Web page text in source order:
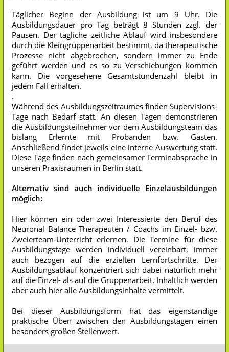
Täglicher Beginn der Ausbildung ist um 9 Uhr. Die
Ausbildungsdauer pro Tag beträgt 8 Stunden zzgl. der
Pausen. Der tägliche zeitliche Ablauf wird insbesondere
durch die Kleingruppenarbeit bestimmt, da therapeutische
Prozesse nicht abgebrochen, sondern immer zu Ende
geführt werden und es so zu Verschiebungen kommen
kann. Die vorgesehene Gesamtstundenzahl bleibt in
jedem Fall erhalten.
.
Während des Ausbildungszeitraumes finden Supervisions-
Tage nach Bedarf statt. An diesen Tagen demonstrieren
die Ausbildungsteilnehmer vor dem Ausbildungsteam das
bislang Erlernte mit Probanden bzw. Gästen.
Anschließend findet jeweils eine interne Auswertung statt.
Diese Tage finden nach gemeinsamer Terminabsprache in
unseren Praxisräumen in Berlin statt.
Alternativ sind auch individuelle Einzelausbildungen
möglich:
Hier können ein oder zwei Interessierte den Beruf des
Neuronal Balance Therapeuten / Coachs im Einzel- bzw.
Zweierteam-Unterricht erlernen. Die Termine für diese
Ausbildungstage werden individuell vereinbart, immer
auch bezogen auf die erzielten Lernfortschritte. Der
Ausbildungsablauf konzentriert sich dabei natürlich mehr
auf die Einzel- als auf die Gruppenarbeit. Inhaltlich werden
aber auch hier alle Ausbildungsinhalte vermittelt.
Bei dieser Ausbildungsform hat das eigenständige
praktische Üben zwischen den Ausbildungstagen einen
besonders großen Stellenwert.